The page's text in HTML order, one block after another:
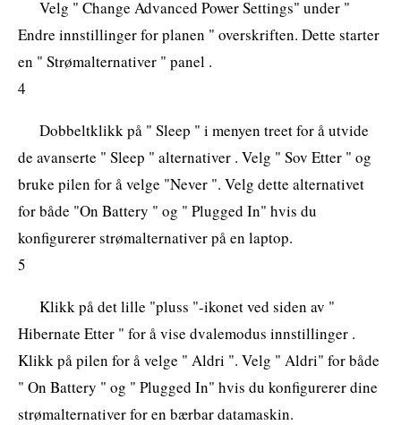
Velg " Change Advanced Power Settings" under "
Endre innstillinger for planen " overskriften. Dette starter
en " Strømalternativer " panel .
4
Dobbeltklikk på " Sleep " i menyen treet for å utvide
de avanserte " Sleep " alternativer . Velg " Sov Etter " og
bruke pilen for å velge "Never ". Velg dette alternativet
for både "On Battery " og " Plugged In" hvis du
konfigurerer strømalternativer på en laptop.
5
Klikk på det lille "pluss "-ikonet ved siden av "
Hibernate Etter " for å vise dvalemodus innstillinger .
Klikk på pilen for å velge " Aldri ". Velg " Aldri" for både
" On Battery " og " Plugged In" hvis du konfigurerer dine
strømalternativer for en bærbar datamaskin.